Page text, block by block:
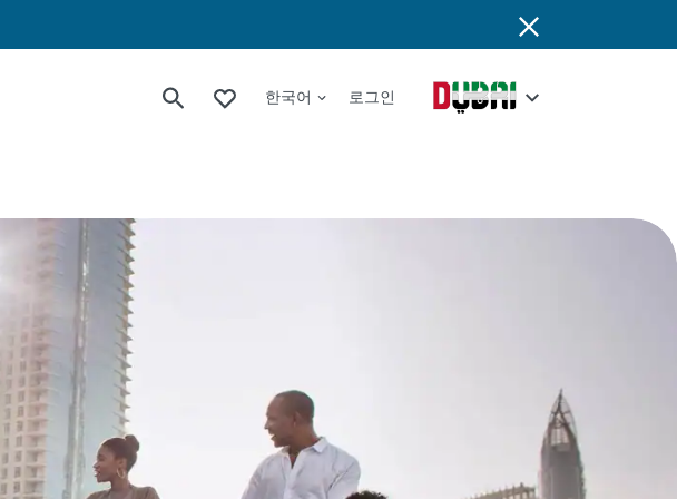
한국어 로그인